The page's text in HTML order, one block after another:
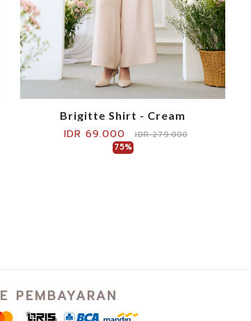
Brigitte Shirt - Cream
IDR 69.000
IDR 279.000
75%
PEMBAYARAN